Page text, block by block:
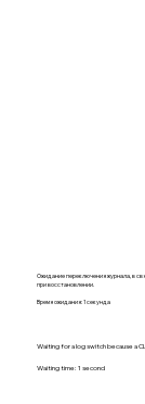
Ожидание переключения журнала, в
при восстановлении.
Время ожидания: 1 секунда
Waiting for a log switch because a
Waiting time: 1 second